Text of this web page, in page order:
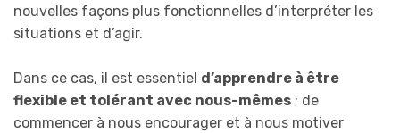
nouvelles façons plus fonctionnelles d’interpréter les
situations et d’agir.
Dans ce cas, il est essentiel d’apprendre à être
flexible et tolérant avec nous-mêmes ; de
commencer à nous encourager et à nous motiver